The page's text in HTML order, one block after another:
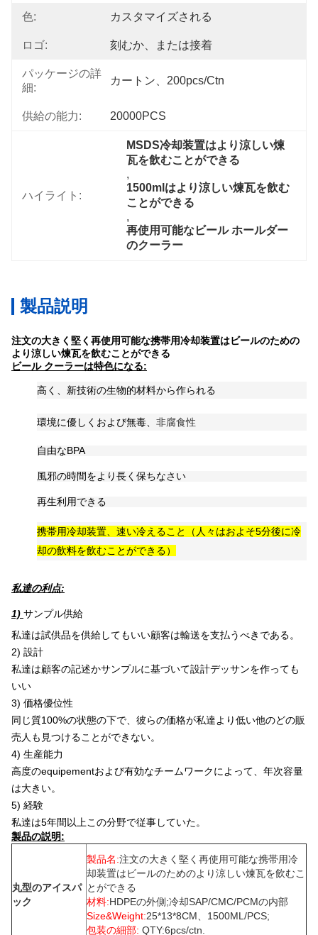
色: カスタマイズされる
ロゴ: 刻むか、または接着
パッケージの詳
細:
カートン、200pcs/ctn
供給の能力: 20000PCS
ハイライト:
MSDS冷却装置はより涼しい煉
瓦を飲むことができる
,
1500mlはより涼しい煉瓦を飲む
ことができる
,
再使用可能なビール ホールダー
のクーラー
製品説明
注文の大きく堅く再使用可能な携帯用冷却装置はビールのための
より涼しい煉瓦を飲むことができる
ビール クーラーは特色になる:
高く、新技術の生物的材料から作られる
環境に優しくおよび無毒、 非腐食性
自由なBPA
風邪の時間をより長く保ちなさい
再生利用できる
携帯用冷却装置、速い冷えること（人々はおよそ5分後に冷
却の飲料を飲むことができる）
私達の利点:
1) サンプル供給
私達は試供品を供給してもいい顧客は輸送を支払うべきである。
2) 設計
私達は顧客の記述かサンプルに基づいて設計デッサンを作っても
いい
3) 価格優位性
同じ質100%の状態の下で、彼らの価格が私達より低い他のどの販
売人も見つけることができない。
4) 生産能力
高度のequipementおよび有効なチームワークによって、年次容量
は大きい。
5) 経験
私達は5年間以上この分野で従事していた。
製品の説明:
丸型のアイスパ
ック
製品名:注文の大きく堅く再使用可能な携帯用冷
却装置はビールのためのより涼しい煉瓦を飲むこ
とができる
材料:HDPEの外側;冷却SAP/CMC/PCMの内部
Size&Weight:25*13*8CM、1500ML/PCS;
包装の細部: QTY:6pcs/ctn.